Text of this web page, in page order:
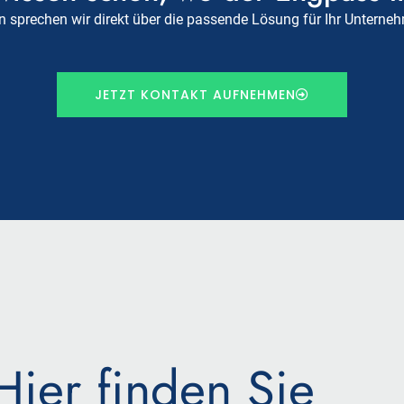
sprechen wir direkt über die passende Lösung für Ihr
JETZT KONTAKT AUFNEHMEN
finden Sie